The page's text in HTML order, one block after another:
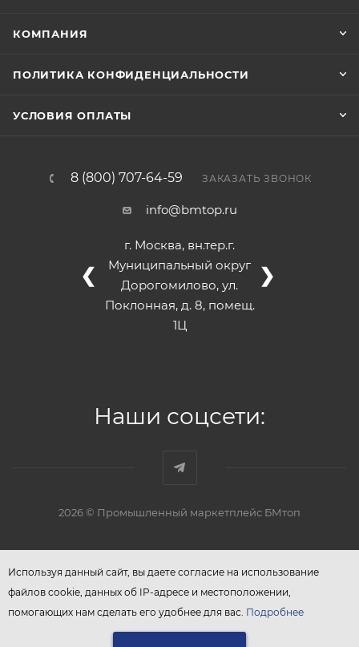
КОМПАНИЯ
ПОЛИТИКА КОНФИДЕНЦИАЛЬНОСТИ
УСЛОВИЯ ОПЛАТЫ
8 (800) 707-64-59 ЗАКАЗАТЬ ЗВОНОК
info@bmtop.ru
г. Москва, вн.тер.г.
Муниципальный округ
Дорогомилово, ул.
Поклонная, д. 8, помещ.
1Ц
❮ ❯
Наши соцсети:
2026 © Промышленный маркетплейс БМтоп
Используя данный сайт, вы даете согласие на использование
файлов cookie, данных об IP-адресе и местоположении,
помогающих нам сделать его удобнее для вас. Подробнее